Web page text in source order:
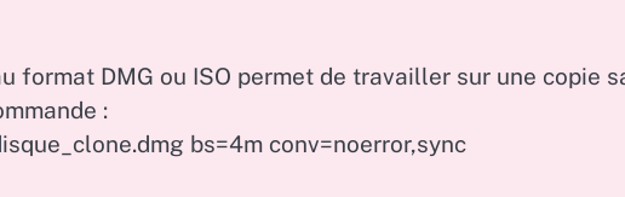
format DMG ou ISO permet de travailler sur une copie
:
bs=4m conv=noerror,sync